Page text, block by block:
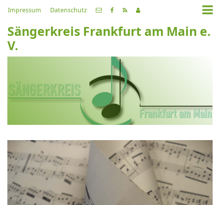
Impressum Datenschutz
Sängerkreis Frankfurt am Main e.
V.